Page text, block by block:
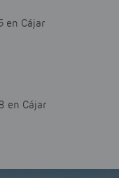
en Cájar
en Cájar